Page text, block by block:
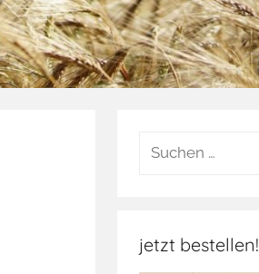
Suchen
jetzt bestellen!